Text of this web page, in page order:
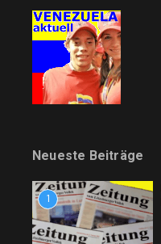
Neueste Beiträge
1